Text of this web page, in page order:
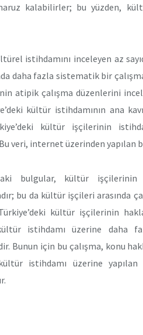
kalabilirler; bu yüzden,
istihdamını inceleyen az
daha fazla sistematik bir
atipik çalışma düzenlerini
kültür istihdamının ana
kültür işçilerinin
veri, internet üzerinden yapılan
bulgular, kültür
bu da kültür işçileri arasında
kültür işçilerinin
istihdamı üzerine daha
Bunun için bu çalışma, konu
istihdamı üzerine